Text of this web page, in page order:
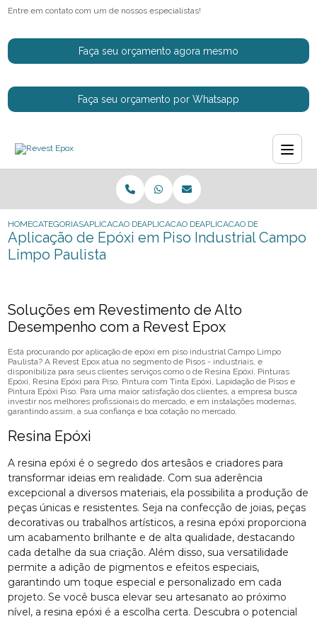
Entre em contato com um de nossos especialistas!
Faça seu orçamento agora mesmo
Faça seu orçamento por Whatsapp
HOMECATEGORIASAPLICACAO DE EPOXIAPLICACAO DE EPOXI NO CHAO
APLICACAO DE EPOXI EM
Aplicação de Epóxi em Piso Industrial Campo
Limpo Paulista
Soluções em Revestimento de Alto
Desempenho com a Revest Epox
Está procurando por aplicação de epóxi em piso industrial Campo Limpo
Paulista? A Revest Epox atua no segmento de Pisos - industriais, e
disponibiliza para seus clientes serviços como o de Resina Epóxi, Pinturas
Epóxi, Resina Epóxi para Piso, Pintura com Tinta Epóxi, Lapidação de Pisos e
Pintura Epóxi Piso. Para uma maior satisfação dos clientes, a empresa busca
investir nos melhores profissionais do mercado, e em instalações modernas,
garantindo assim, a sua confiança e boa cotação no mercado.
Resina Epóxi
A resina epóxi é o segredo dos artesãos e criadores para
transformar ideias em realidade. Com sua aderência
excepcional a diversos materiais, ela possibilita a produção de
peças únicas e resistentes. Seja na confecção de joias, peças
decorativas ou trabalhos artísticos, a resina epóxi proporciona
um acabamento brilhante e de alta qualidade, destacando
cada detalhe da sua criação. Além disso, sua versatilidade
permite a adição de pigmentos e efeitos especiais,
garantindo um toque especial e personalizado em cada
projeto. Se você busca elevar seu artesanato ao próximo
nível, a resina epóxi é a escolha certa. Descubra o potencial